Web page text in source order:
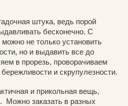
штука, ведь порой
бесконечно. С
не только установить
но и выдавить все до
в прорезь, проворачиваем
и скрупулезности.
и прикольная вещь,
Можно заказать в разных